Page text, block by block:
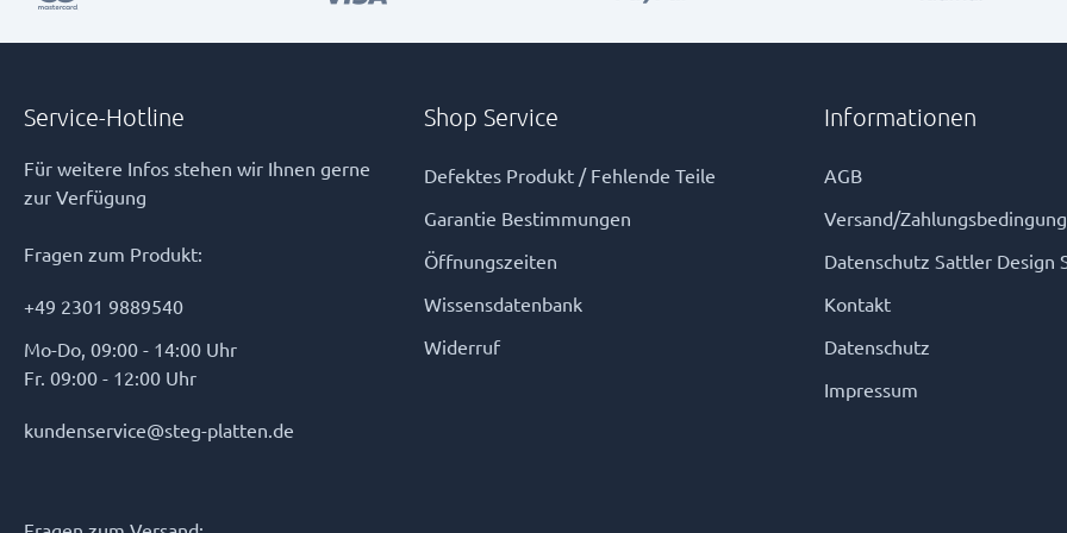
Pulverbeschichtet in RAL 7016 Feinstruktur (Anthrazitgrau) ✅
Aufdübeln Im Lieferumfang enthalten ✔ Abdeckkappe ✔ End-
Nutensteine ✔ Abdeckleisten Hinweis zur Montage 🔧 Bei
Pfosten zur Aufdübelung ist die Fußplatte nicht im
Lieferumfang enthalten – bitte separat mitbestellen. Ihre
Vorteile mit dem VIDUAL Anfangs-/Endpfosten Stabil und
Farbgebung in RAL 7016 FS Einfacher Aufbau – Zubehör ist
Design- oder Kombizäune Der perfekte Start oder Abschluss für
Ihre VIDUAL Zaunanlage – mit dem passenden Zubehör für eine
Service-Hotline
Für weitere Infos stehen wir Ihnen gerne
zur Verfügung
Fragen zum Produkt:
+49 2301 9889540
Mo-Do, 09:00 - 14:00 Uhr
Fr. 09:00 - 12:00 Uhr
kundenservice@steg-platten.de
Shop Service
Defektes Produkt / Fehlende Teile
Garantie Bestimmungen
Öffnungszeiten
Wissensdatenbank
Widerruf
Informationen
AGB
Versand/
Datenschutz Sattler Design
Kontakt
Datenschutz
Impressum